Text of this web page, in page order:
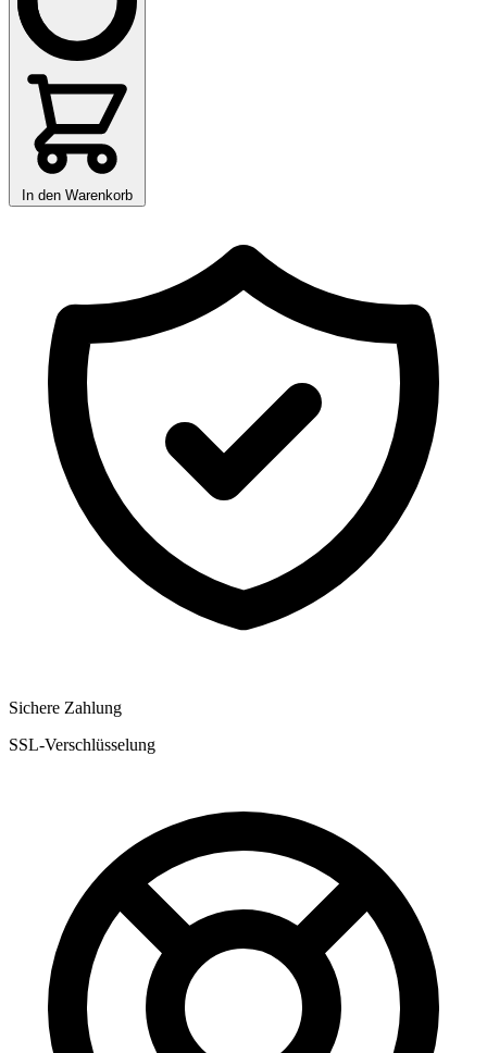
In den Warenkorb
Sichere Zahlung
SSL-Verschlüsselung